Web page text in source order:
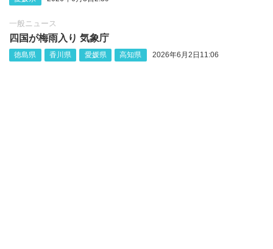
一般ニュース
四国が梅雨入り 気象庁
徳島県 香川県 愛媛県 高知県 2026年6月2日11:06